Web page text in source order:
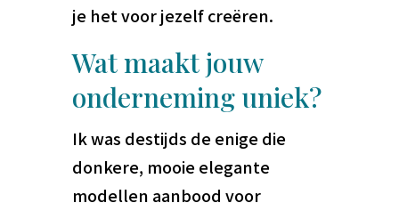
je het voor jezelf creëren.
Wat maakt jouw
onderneming uniek?
Ik was destijds de enige die
donkere, mooie elegante
modellen aanbood voor